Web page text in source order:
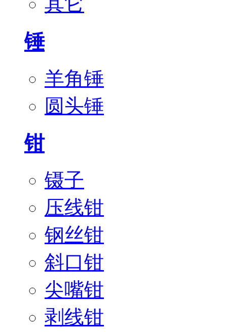
锤
羊角锤
圆头锤
钳
镊子
压线钳
钢丝钳
斜口钳
尖嘴钳
剥线钳